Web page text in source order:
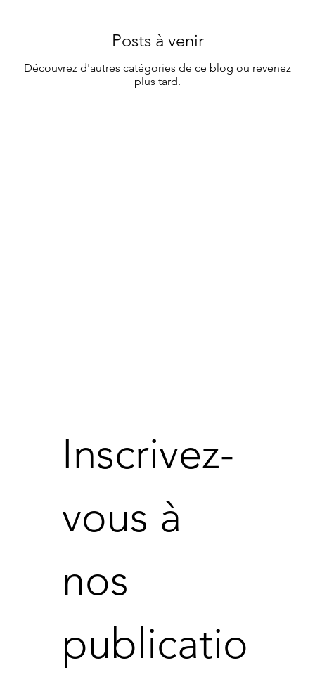
Inscrivez-
vous à
nos
publicatio
Posts à venir
Découvrez d'autres catégories de ce blog ou revenez
plus tard.